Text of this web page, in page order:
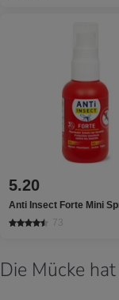
5.20
Anti Insect Forte Mini
73
Die Mücke